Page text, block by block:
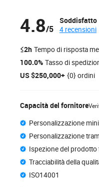
4.8/5
Soddisfatto
4 recensioni
≤2h Tempo di risposta
100.0% Tasso di
US $250,000+ {0} ordini
Capacità del fornitore
Personalizzazione
Personalizzazione
Ispezione del prodotto
Tracciabilità della
ISO14001